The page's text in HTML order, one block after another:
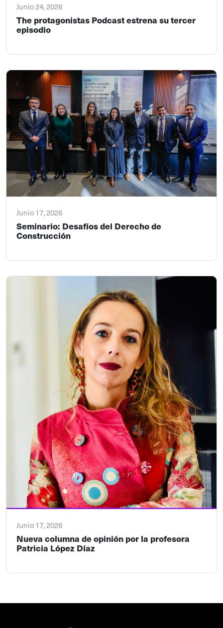
Junio 24, 2026
The protagonistas Podcast estrena su tercer
episodio
Junio 17, 2026
Seminario: Desafíos del Derecho de
Construcción
Junio 17, 2026
Nueva columna de opinión por la profesora
Patricia López Díaz